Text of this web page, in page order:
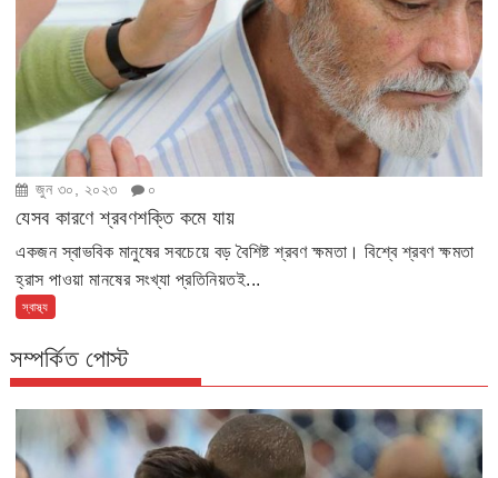
জুন ৩০, ২০২৩ ০
যেসব কারণে শ্রবণশক্তি কমে যায়
একজন স্বাভবিক মানুষের সবচেয়ে বড় বৈশিষ্ট শ্রবণ ক্ষমতা। বিশ্বে শ্রবণ ক্ষমতা
হ্রাস পাওয়া মানষের সংখ্যা প্রতিনিয়তই...
স্বাস্থ্য
সম্পর্কিত পোস্ট